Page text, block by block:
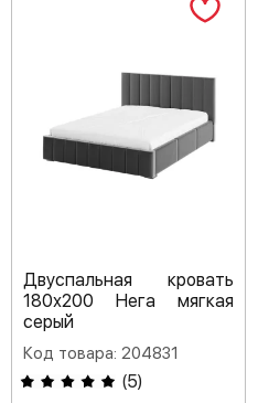
Двуспальная кровать
180х200 Нега мягкая
серый
Код товара: 204831
(5)